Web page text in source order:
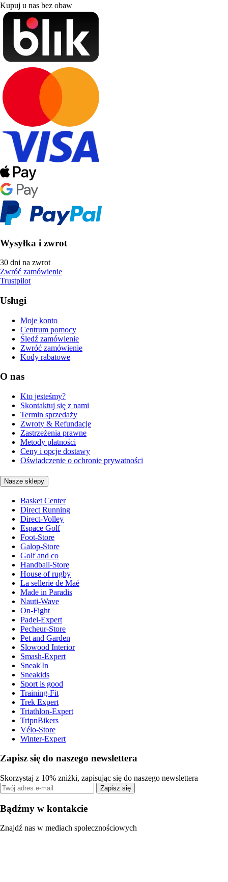
Kupuj u nas bez obaw
Wysyłka i zwrot
30 dni na zwrot
Zwróć zamówienie
Trustpilot
Usługi
Moje konto
Centrum pomocy
Śledź zamówienie
Zwróć zamówienie
Kody rabatowe
O nas
Kto jesteśmy?
Skontaktuj się z nami
Termin sprzedaży
Zwroty & Refundacje
Zastrzeżenia prawne
Metody płatności
Ceny i opcje dostawy
Oświadczenie o ochronie prywatności
Nasze sklepy
Basket Center
Direct Running
Direct-Volley
Espace Golf
Foot-Store
Galop-Store
Golf and co
Handball-Store
House of rugby
La sellerie de Maé
Made in Paradis
Nauti-Wave
On-Fight
Padel-Expert
Pecheur-Store
Pet and Garden
Slowood Interior
Smash-Expert
Sneak'In
Sneakids
Sport is good
Training-Fit
Trek Expert
Triathlon-Expert
TripnBikers
Vélo-Store
Winter-Expert
Zapisz się do naszego newslettera
Skorzystaj z 10% zniżki, zapisując się do naszego newslettera
Zapisz się
Bądźmy w kontakcie
Znajdź nas w mediach społecznościowych